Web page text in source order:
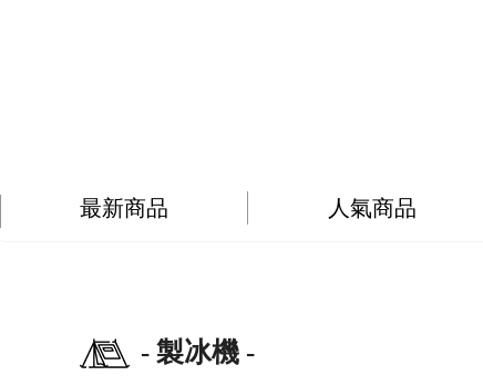
最新商品 人氣商品
- 製冰機 -